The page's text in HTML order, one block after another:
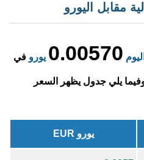
مقابل اليورو
اليوم 0.00570 يورو في
وفيما يلي جدول يظهر السعر
يورو EUR